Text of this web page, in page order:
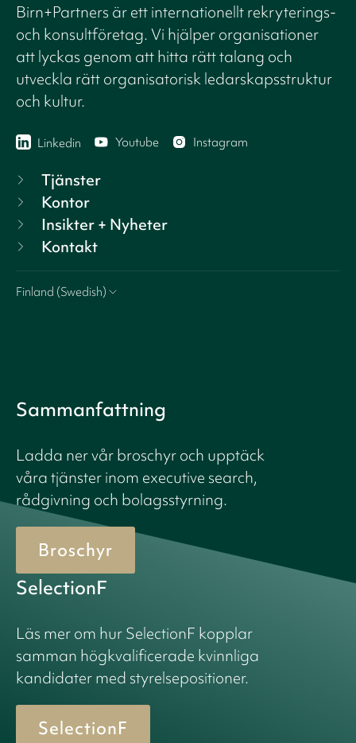
Birn+Partners är ett internationellt rekryterings-
och konsultföretag. Vi hjälper organisationer
att lyckas genom att hitta rätt talang och
utveckla rätt organisatorisk ledarskapsstruktur
och kultur.
Linkedin Youtube Instagram
Tjänster
Kontor
Insikter + Nyheter
Kontakt
Finland (Swedish)
Sammanfattning
Ladda ner vår broschyr och upptäck
våra tjänster inom executive search,
rådgivning och bolagsstyrning.
Broschyr
SelectionF
Läs mer om hur SelectionF kopplar
samman högkvalificerade kvinnliga
kandidater med styrelsepositioner.
SelectionF